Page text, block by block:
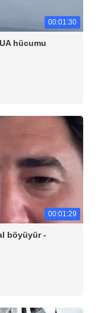
00:01:30
hücumu
00:01:29
böyüyür -